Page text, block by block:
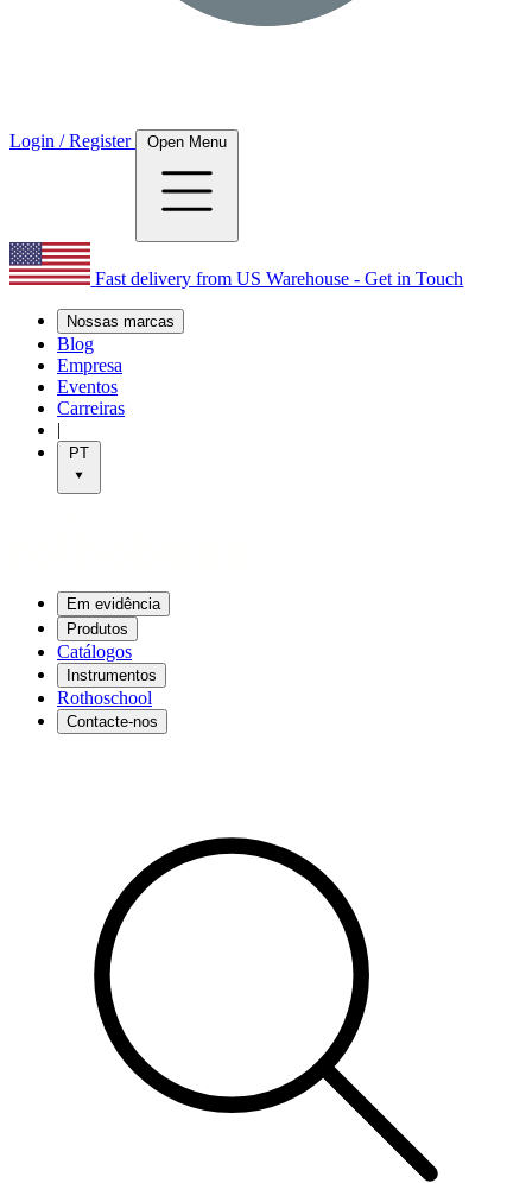
Login / Register Open Menu
Fast delivery from US Warehouse - Get in Touch
Nossas marcas
Blog
Empresa
Eventos
Carreiras
|
PT
Em evidência
Produtos
Catálogos
Instrumentos
Rothoschool
Contacte-nos